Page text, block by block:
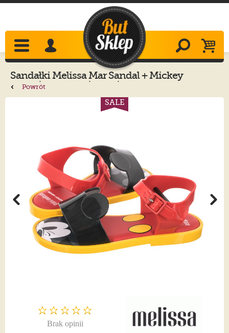
SandałkiMelissaMar Sandal + Mickey
33234/53218 Red/Black/Yellow
Powrót
SALE
Brak opinii